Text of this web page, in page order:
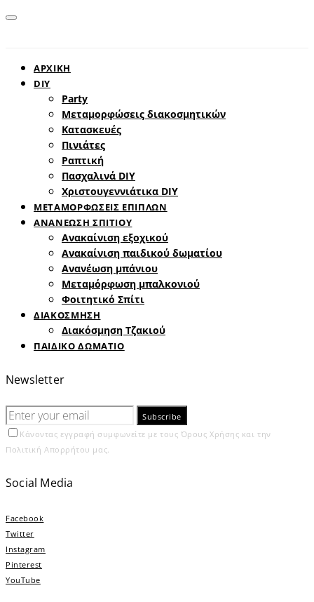
ΑΡΧΙΚΗ
DIY
Party
Μεταμορφώσεις διακοσμητικών
Κατασκευές
Πινιάτες
Ραπτική
Πασχαλινά DIY
Χριστουγεννιάτικα DIY
ΜΕΤΑΜΟΡΦΩΣΕΙΣ ΕΠΙΠΛΩΝ
ΑΝΑΝΕΩΣΗ ΣΠΙΤΙΟΥ
Ανακαίνιση εξοχικού
Ανακαίνιση παιδικού δωματίου
Ανανέωση μπάνιου
Μεταμόρφωση μπαλκονιού
Φοιτητικό Σπίτι
ΔΙΑΚΟΣΜΗΣΗ
Διακόσμηση Τζακιού
ΠΑΙΔΙΚΟ ΔΩΜΑΤΙΟ
Newsletter
Subscribe
Κάνοντας εγγραφή συμφωνείτε με τους Όρους Χρήσης και την
Πολιτική Απορρήτου μας.
Social Media
Facebook
Twitter
Instagram
Pinterest
YouTube